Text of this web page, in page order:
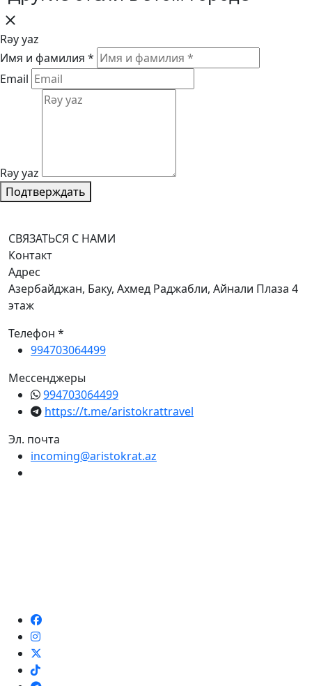
Rəy yaz
Имя и фамилия *
Email
Rəy yaz
Подтверждать
СВЯЗАТЬСЯ С НАМИ
Контакт
Адрес
Азербайджан, Баку, Ахмед Раджабли, Айнали Плаза 4
этаж
Телефон *
994703064499
Мессенджеры
994703064499
https://t.me/aristokrattravel
Эл. почта
incoming@aristokrat.az